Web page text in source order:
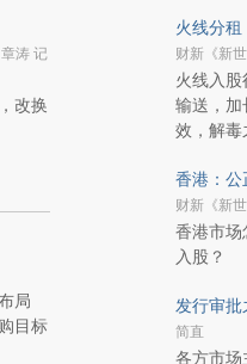
涛 记
改换
局
目标
火线分租
财新《新
火线入
输送，加
效，解毒
香港：公
财新《新
香港市场
入股？
发行审批
简直
各方市场